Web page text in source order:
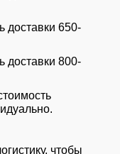
доставки 650-
доставки 800-
чтобы